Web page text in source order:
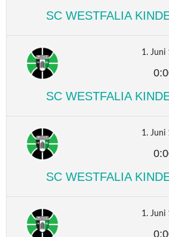
SC WESTFALIA
1. Juni
SC WESTFALIA
1. Juni
SC WESTFALIA
1. Juni